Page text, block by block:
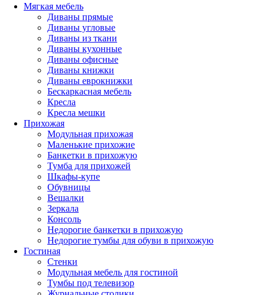
Мягкая мебель
Диваны прямые
Диваны угловые
Диваны из ткани
Диваны кухонные
Диваны офисные
Диваны книжки
Диваны еврокнижки
Бескаркасная мебель
Кресла
Кресла мешки
Прихожая
Модульная прихожая
Маленькие прихожие
Банкетки в прихожую
Тумба для прихожей
Шкафы-купе
Обувницы
Вешалки
Зеркала
Консоль
Недорогие банкетки в прихожую
Недорогие тумбы для обуви в прихожую
Гостиная
Стенки
Модульная мебель для гостиной
Тумбы под телевизор